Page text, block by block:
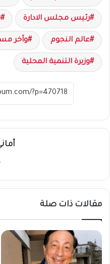
رئيس مجلس الادارة
عالم النجوم وآخر
وزيرة التنمية المحلية
مقالات ذات صلة